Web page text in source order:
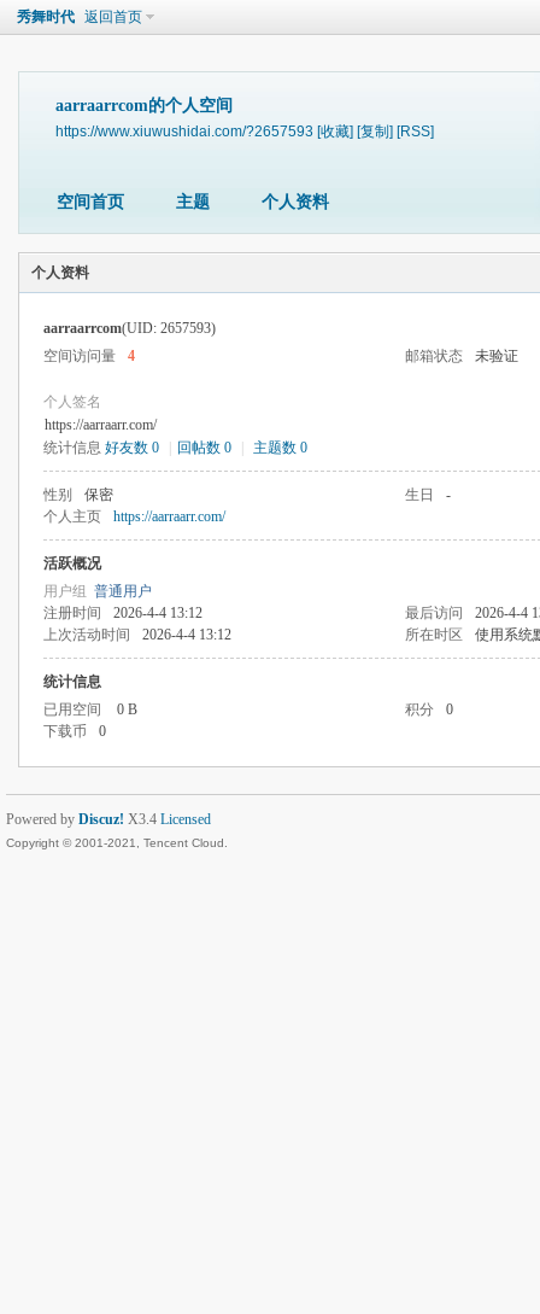
秀舞时代 返回首页
aarraarrcom的个人空间
https://www.xiuwushidai.com/?2657593 [收藏] [复制] [RSS]
空间首页 主题 个人资料
个人资料
aarraarrcom(UID: 2657593)
空间访问量
4 邮箱状态 未验证
个人签名
https://aarraarr.com/
统计信息 好友数 0 回帖数 0 主题数 0
性别 保密 生日
-
个人主页
https://aarraarr.com/
活跃概况
用户组 普通用户
注册时间
2026-4-4 13:12 最后访问
2026-4-4
上次活动时间
2026-4-4 13:12 所在时区 使用系统
统计信息
已用空间
0 B 积分
0
下载币
0
Powered by Discuz! X3.4 Licensed
Copyright © 2001-2021, Tencent Cloud.